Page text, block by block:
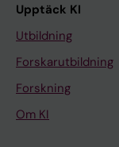
Upptäck KI
Utbildning
Forskarutbildning
Forskning
Om KI